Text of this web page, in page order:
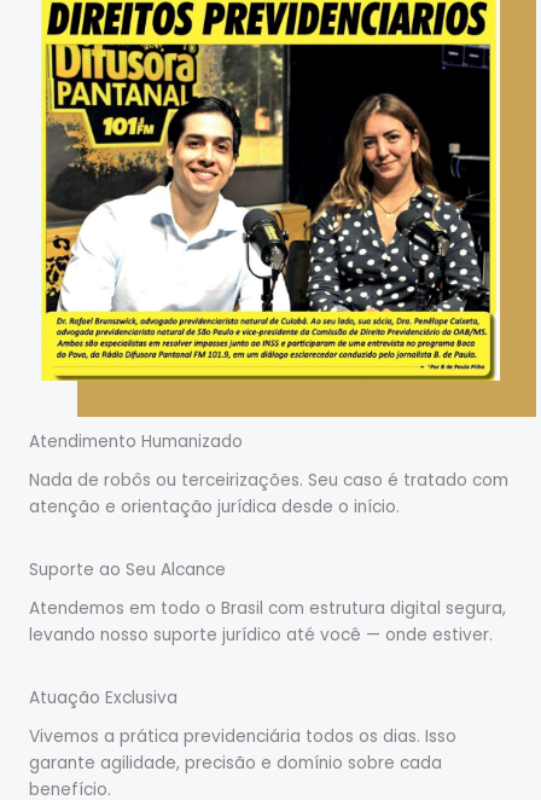
Atendimento Humanizado
Nada de robôs ou terceirizações. Seu caso é tratado com
atenção e orientação jurídica desde o início.
Suporte ao Seu Alcance
Atendemos em todo o Brasil com estrutura digital segura,
levando nosso suporte jurídico até você — onde estiver.
Atuação Exclusiva
Vivemos a prática previdenciária todos os dias. Isso
garante agilidade, precisão e domínio sobre cada
benefício.